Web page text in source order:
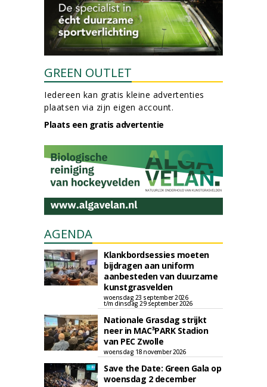
GREEN OUTLET
Iedereen kan gratis kleine advertenties
plaatsen via zijn eigen account.
Plaats een gratis advertentie
AGENDA
Klankbordsessies moeten
bijdragen aan uniform
aanbesteden van duurzame
kunstgrasvelden
woensdag 23 september 2026
t/m dinsdag 29 september 2026
Nationale Grasdag strijkt
neer in MAC³PARK Stadion
van PEC Zwolle
woensdag 18 november 2026
Save the Date: Green Gala op
woensdag 2 december